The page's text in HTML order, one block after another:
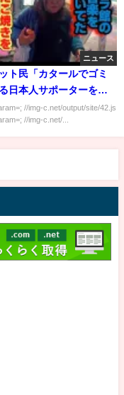
ニュース
ト民「カタールでゴミ
日本人サポーターをイ
してやったぜｗｗｗｗ
//img-c.net/output/site/42.js
//img-c.net/...